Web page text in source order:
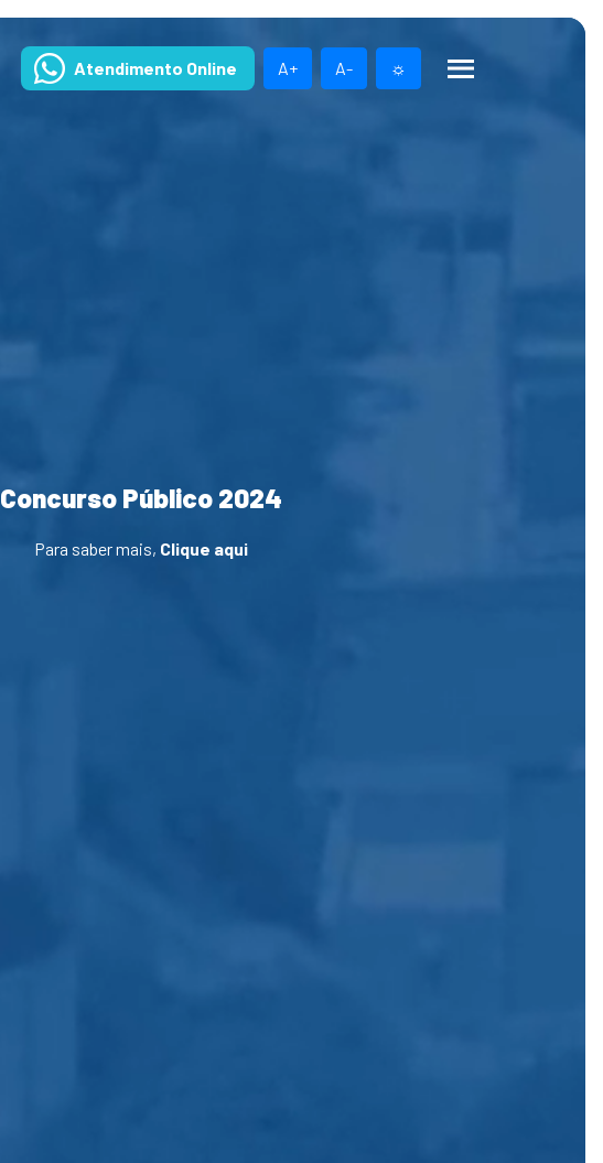
Atendimento Online A+ A- ☼
Concurso Público 2024
Para saber mais, Clique aqui